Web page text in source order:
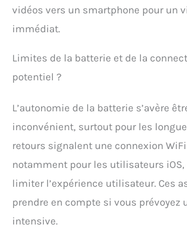
profondeur,
véritable
FLEXIBLES
un accessoire
magnétique,
de sécurité et
Ainsi, cette
4k peut être
surfaces
vêtements ou
équipements –
polyvalence
vidéos vers un smartphone pour un
immédiat.
Limites de la batterie et de la
potentiel ?
L’autonomie de la batterie s’avère
inconvénient, surtout pour les
retours signalent une connexion
notamment pour les utilisateurs
limiter l’expérience utilisateur. Ces
prendre en compte si vous prévoyez
intensive.